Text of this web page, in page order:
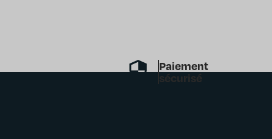
Paiement
sécurisé